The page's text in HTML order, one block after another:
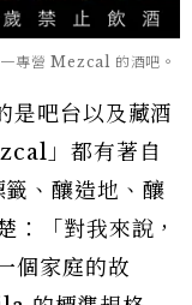
專營 Mezcal 的酒吧。
吧台以及藏酒
」都有著自
、釀造地、釀
「對我來說，
個家庭的故